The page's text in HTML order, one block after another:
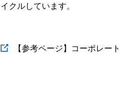
イクルしています。
【参考ページ】コーポレー